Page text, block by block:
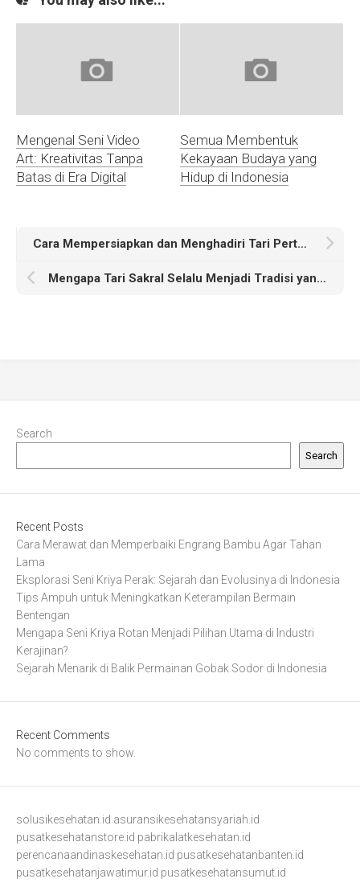
Mengenal Seni Video
Art: Kreativitas Tanpa
Batas di Era Digital
Semua Membentuk
Kekayaan Budaya yang
Hidup di Indonesia
Cara Mempersiapkan dan Menghadiri Tari Pertunjukan dengan Baik
Mengapa Tari Sakral Selalu Menjadi Tradisi yang Tak Terpisahkan?
Search
Search
Recent Posts
Cara Merawat dan Memperbaiki Engrang Bambu Agar Tahan
Lama
Eksplorasi Seni Kriya Perak: Sejarah dan Evolusinya di Indonesia
Tips Ampuh untuk Meningkatkan Keterampilan Bermain
Bentengan
Mengapa Seni Kriya Rotan Menjadi Pilihan Utama di Industri
Kerajinan?
Sejarah Menarik di Balik Permainan Gobak Sodor di Indonesia
Recent Comments
No comments to show.
solusikesehatan.id asuransikesehatansyariah.id
pusatkesehatanstore.id pabrikalatkesehatan.id
perencanaandinaskesehatan.id pusatkesehatanbanten.id
pusatkesehatanjawatimur.id pusatkesehatansumut.id